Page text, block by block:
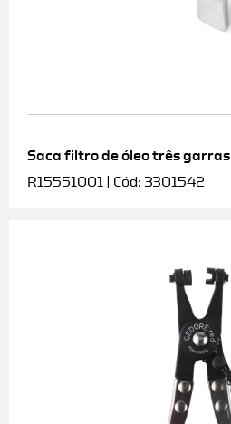
Saca filtro de óleo três garras
R15551001 | Cód: 3301542